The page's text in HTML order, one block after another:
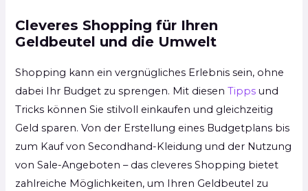
Cleveres Shopping für Ihren
Geldbeutel und die Umwelt
Shopping kann ein vergnügliches Erlebnis sein, ohne
dabei Ihr Budget zu sprengen. Mit diesenTipps und
Tricks können Sie stilvoll einkaufen und gleichzeitig
Geld sparen. Von der Erstellung eines Budgetplans bis
zum Kauf von Secondhand-Kleidung und der Nutzung
von Sale-Angeboten – das cleveres Shopping bietet
zahlreiche Möglichkeiten, um Ihren Geldbeutel zu